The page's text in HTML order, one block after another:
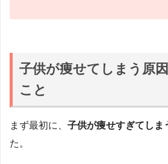
子供が痩せてしまう原
こと
まず最初に、 子供が痩せすぎてしま
た。